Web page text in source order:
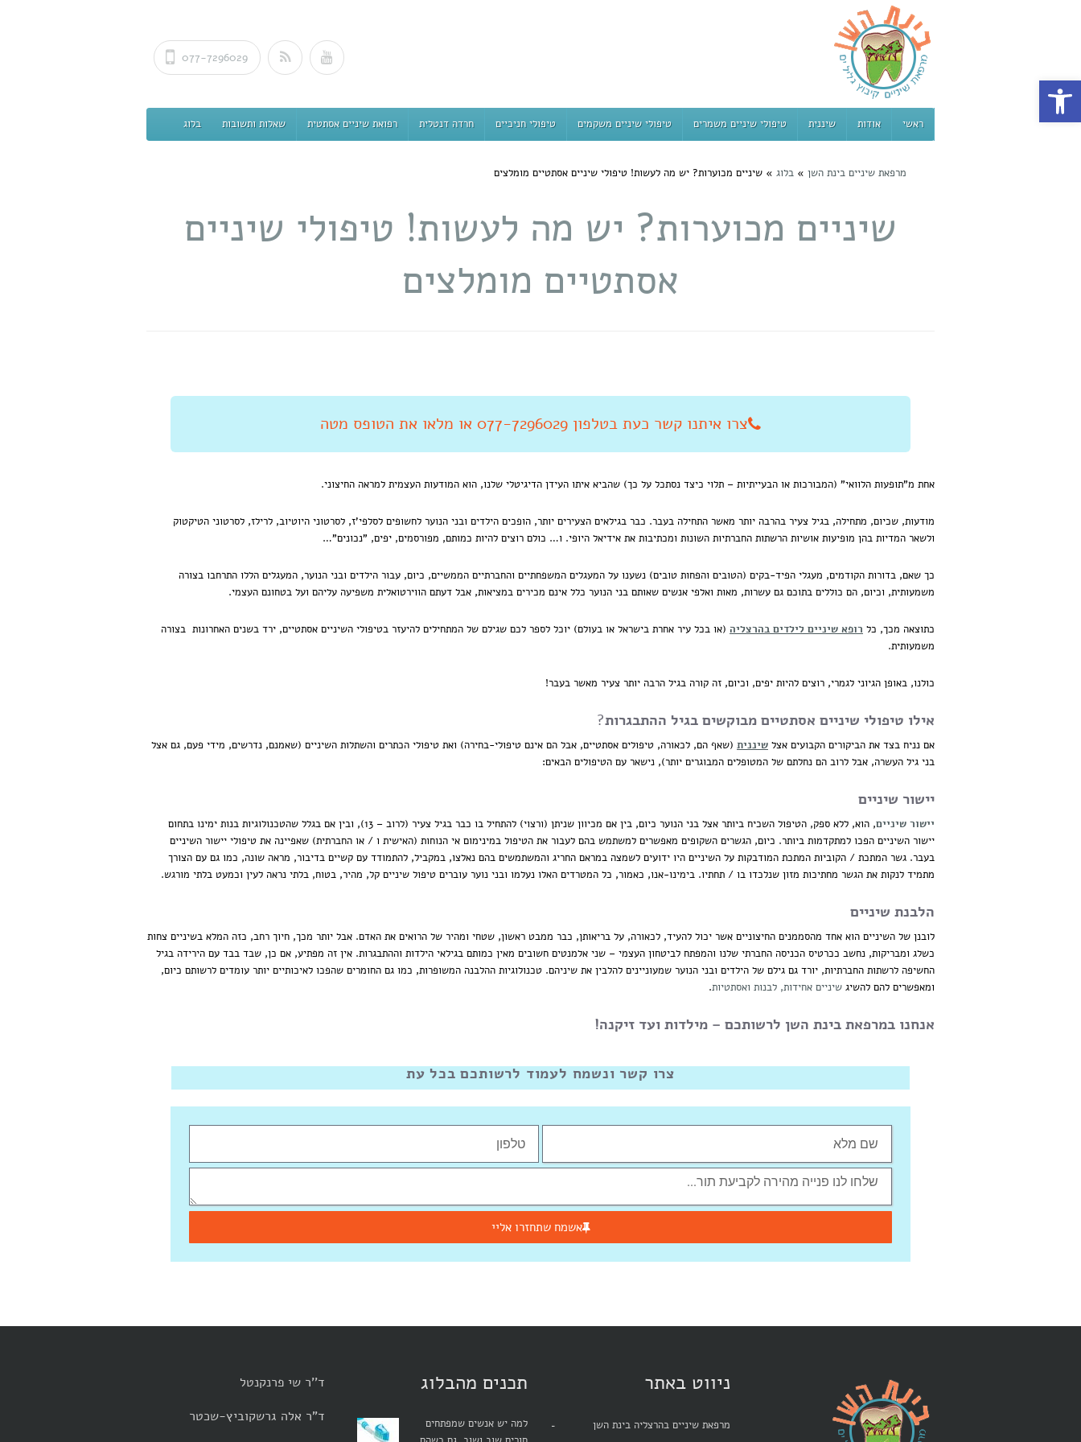
פתח סרגל נגישות
077-7296029
ראשי אודות שיננית טיפולי שיניים משמרים טיפולי שיניים משקמים טיפולי חניכיים חרדה דנטלית רפואת שיניים אסתטית שאלות ותשובות בלוג
מרפאת שיניים בינת השן » בלוג » שיניים מכוערות? יש מה לעשות! טיפולי שיניים אסתטיים מומלצים
שיניים מכוערות? יש מה לעשות! טיפולי שיניים
אסתטיים מומלצים
צרו איתנו קשר כעת בטלפון 077-7296029 או מלאו את הטופס מטה
אחת מ"תופעות הלוואי" (המבורכות או הבעייתיות – תלוי כיצד נסתכל על כך) שהביא איתו העידן הדיגיטלי שלנו, הוא המודעות העצמית למראה החיצוני.
מודעות, שכיום, מתחילה, בגיל צעיר בהרבה יותר מאשר התחילה בעבר. כבר בגילאים הצעירים יותר, הופכים הילדים ובני הנוער לחשופים לסלפי'ז, לסרטוני היוטיוב, לרילז, לסרטוני הטיקטוק
ולשאר המדיות בהן מופיעות אושיות הרשתות החברתיות השונות ומכתיבות את אידיאל היופי. ו… כולם רוצים להיות כמותם, מפורסמים, יפים, "נכונים"…
כך שאם, בדורות הקודמים, מעגלי הפיד-בקים (הטובים והפחות טובים) נשענו על המעגלים המשפחתיים והחברתיים הממשיים, כיום, עבור הילדים ובני הנוער, המעגלים הללו התרחבו בצורה
משמעותית, וכיום, הם כוללים בתוכם גם עשרות, מאות ואלפי אנשים שאותם בני הנוער כלל אינם מכירים במציאות, אבל דעתם הווירטואלית משפיעה עליהם ועל בטחונם העצמי.
כתוצאה מכך, כל רופא שיניים לילדים בהרצליה (או בכל עיר אחרת בישראל או בעולם) יוכל לספר לכם שגילם של המתחילים להיעזר בטיפולי השיניים אסתטיים, ירד בשנים האחרונות בצורה
משמעותית.
כולנו, באופן הגיוני לגמרי, רוצים להיות יפים, וכיום, זה קורה בגיל הרבה יותר צעיר מאשר בעבר!
אילו טיפולי שיניים אסתטיים מבוקשים בגיל ההתבגרות?
אם נניח בצד את הביקורים הקבועים אצל שיננית (שאף הם, לכאורה, טיפולים אסתטיים, אבל הם אינם טיפולי-בחירה) ואת טיפולי הכתרים והשתלות השיניים (שאמנם, נדרשים, מידי פעם, גם אצל
בני גיל העשרה, אבל לרוב הם נחלתם של המטופלים המבוגרים יותר), נישאר עם הטיפולים הבאים:
יישור שיניים
יישור שיניים
, הוא, ללא ספק, הטיפול השכיח ביותר אצל בני הנוער כיום, בין אם מכיוון שניתן (ורצוי) להתחיל בו כבר בגיל צעיר (לרוב – 13), ובין אם בגלל שהטכנולוגיות בנות ימינו בתחום
יישור השיניים הפכו למתקדמות ביותר. כיום, הגשרים השקופים מאפשרים למשתמש בהם לעבור את הטיפול במינימום אי הנוחות (האישית ו / או החברתית) שאפיינה את טיפולי יישור השיניים
בעבר. גשר המתכת / הקוביות המתכת המודבקות על השיניים היו ידועים לשמצה במראם החריג והמשתמשים בהם נאלצו, במקביל, להתמודד עם קשיים בדיבור, מראה שונה, כמו גם עם הצורך
מתמיד לנקות את הגשר מחתיכות מזון שנלכדו בו / תחתיו. בימינו-אנו, כאמור, כל המטרדים האלו נעלמו ובני נוער עוברים טיפול שיניים קל, מהיר, בטוח, בלתי נראה לעין וכמעט בלתי מורגש.
הלבנת שיניים
לובנן של השיניים הוא אחד מהסממנים החיצוניים אשר יכול להעיד, לכאורה, על בריאותן, כבר ממבט ראשון, שטחי ומהיר של הרואים את האדם. אבל יותר מכך, חיוך רחב, כזה המלא בשיניים צחות
כשלג ומבריקות, נחשב ככרטיס הכניסה החברתי שלנו והמפתח לביטחון העצמי – שני אלמנטים חשובים מאין כמותם בגילאי הילדות וההתבגרות. אין זה מפתיע, אם כן, שבד בבד עם הירידה בגיל
החשיפה לרשתות החברתיות, יורד גם גילם של הילדים ובני הנוער שמעוניינים להלבין את שיניהם. טכנולוגיות ההלבנה המשופרות, כמו גם החומרים שהפכו לאיכותיים יותר עומדים לרשותם כיום,
ומאפשרים להם להשיג שיניים אחידות, לבנות ואסתטיות.
אנחנו במרפאת בינת השן לרשותכם – מילדות ועד זיקנה!
צרו קשר ונשמח לעמוד לרשותכם בכל עת
אשמח שתחזרו אליי
ד''ר שי פרנקנטל
ד"ר אלה גרשקוביץ-שכטר
תכנים מהבלוג
למה יש אנשים שמפתחים
ניווט באתר
מרפאת שיניים בהרצליה בינת השן